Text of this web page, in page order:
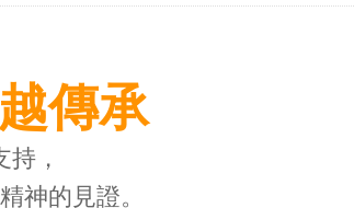
傳承
，
神的見證。